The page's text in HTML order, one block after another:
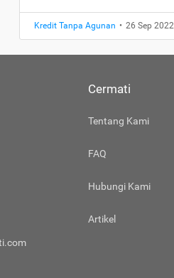
Kredit Tanpa Agunan • 26 Sep 2022
Cermati
Tentang Kami
FAQ
Hubungi Kami
Artikel